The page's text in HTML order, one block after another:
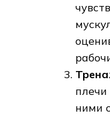
плечи
ними